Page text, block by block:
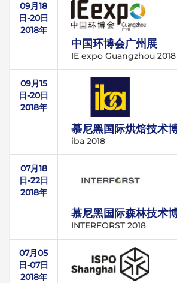
09月18
日-20日
2018年
中国环博会广州展
IE expo Guangzhou 2018
09月15
日-20日
2018年
慕尼黑国际烘焙技术
iba 2018
07月18
日-22日
2018年
慕尼黑国际森林技术
INTERFORST 2018
07月05
日-07日
2018年